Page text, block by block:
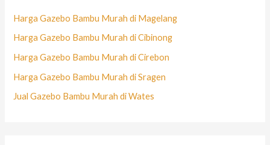
Harga Gazebo Bambu Murah di Magelang
Harga Gazebo Bambu Murah di Cibinong
Harga Gazebo Bambu Murah di Cirebon
Harga Gazebo Bambu Murah di Sragen
Jual Gazebo Bambu Murah di Wates